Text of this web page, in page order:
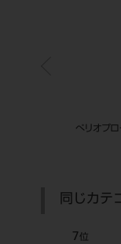
ぺリオプ
同じカテ
7 位